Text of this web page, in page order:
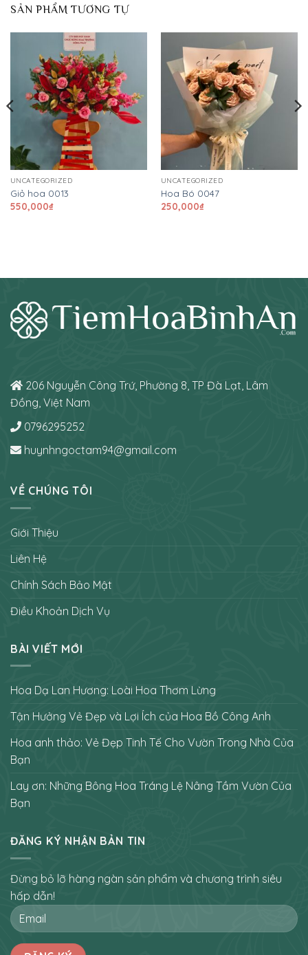
SẢN PHẨM TƯƠNG TỰ
UNCATEGORIZED
Giỏ hoa 0013
550,000₫
UNCATEGORIZED
Hoa Bó 0047
250,000₫
206 Nguyễn Công Trứ, Phường 8, TP Đà Lạt, Lâm
Đồng, Việt Nam
0796295252
huynhngoctam94@gmail.com
VỀ CHÚNG TÔI
Giới Thiệu
Liên Hệ
Chính Sách Bảo Mật
Điều Khoản Dịch Vụ
BÀI VIẾT MỚI
Hoa Dạ Lan Hương: Loài Hoa Thơm Lừng
Tận Hưởng Vẻ Đẹp và Lợi Ích của Hoa Bồ Công Anh
Hoa anh thảo: Vẻ Đẹp Tinh Tế Cho Vườn Trong Nhà Của
Bạn
Lay ơn: Những Bông Hoa Tráng Lệ Nâng Tầm Vườn Của
Bạn
ĐĂNG KÝ NHẬN BẢN TIN
Đừng bỏ lỡ hàng ngàn sản phẩm và chương trình siêu
hấp dẫn!